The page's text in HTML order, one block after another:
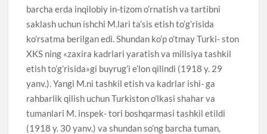
barcha erda inqilobiy in-tizom o’rnatish va tartibni
saklash uchun ishchi M.lari ta’sis etish to’g’risida
ko’rsatma berilgan edi. Shundan ko’p o’tmay Turki- ston
XKS ning «zaxira kadrlari yaratish va milisiya tashkil
etish to’g’risida»gi buyrug’i e’lon qilindi (1918 y. 29
yanv.). Yangi M.ni tashkil etish va kadrlar ishi- ga
rahbarlik qilish uchun Turkiston o’lkasi shahar va
tumanlari M. inspek- tori boshqarmasi tashkil etildi
(1918 y. 30 yanv.) va shundan so’ng barcha tuman,